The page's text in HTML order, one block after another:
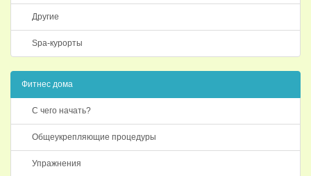
Другие
Spa-курорты
Фитнес дома
С чего начать?
Общеукрепляющие процедуры
Упражнения